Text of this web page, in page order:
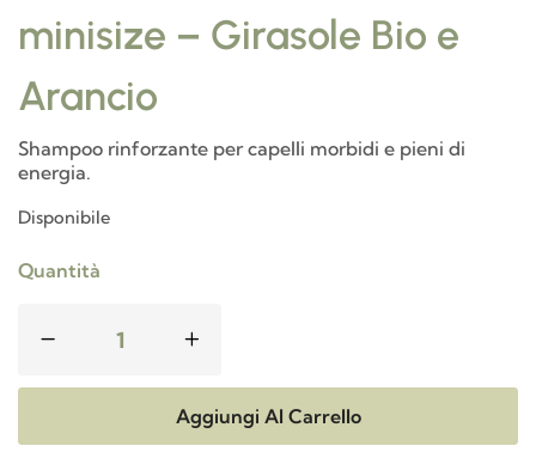
minisize – Girasole Bio e
Arancio
Shampoo rinforzante per capelli morbidi e pieni di
energia.
Disponibile
Quantità
Aggiungi Al Carrello